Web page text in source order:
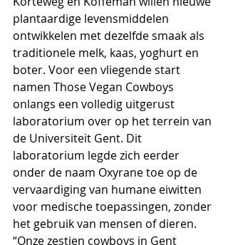
plantaardige levensmiddelen
ontwikkelen met dezelfde smaak als
traditionele melk, kaas, yoghurt en
boter. Voor een vliegende start
namen Those Vegan Cowboys
onlangs een volledig uitgerust
laboratorium over op het terrein van
de Universiteit Gent. Dit
laboratorium legde zich eerder
onder de naam Oxyrane toe op de
vervaardiging van humane eiwitten
voor medische toepassingen, zonder
het gebruik van mensen of dieren.
“Onze zestien cowboys in Gent